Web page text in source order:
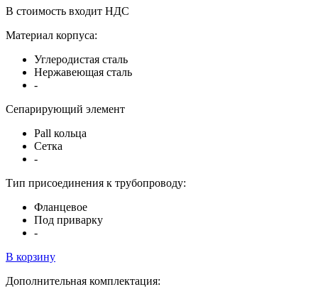
В стоимость входит НДС
Материал корпуса:
Углеродистая сталь
Нержавеющая сталь
-
Сепарирующий элемент
Pall кольца
Сетка
-
Тип присоединения к трубопроводу:
Фланцевое
Под приварку
-
В корзину
Дополнительная комплектация: